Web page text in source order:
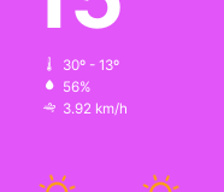
30º - 13º
56%
3.92 km/h